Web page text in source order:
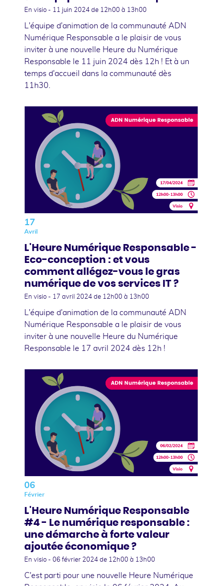
En visio - 11 juin 2024 de 12h00 à 13h00
L'équipe d'animation de la communauté ADN
Numérique Responsable a le plaisir de vous
inviter à une nouvelle Heure du Numérique
Responsable le 11 juin 2024 dès 12h ! Et à un
temps d'accueil dans la communauté dès
11h30.
17
Avril
L'Heure Numérique Responsable -
Eco-conception : et vous
comment allégez-vous le gras
numérique de vos services IT ?
En visio - 17 avril 2024 de 12h00 à 13h00
L'équipe d'animation de la communauté ADN
Numérique Responsable a le plaisir de vous
inviter à une nouvelle Heure du Numérique
Responsable le 17 avril 2024 dès 12h !
06
Février
L'Heure Numérique Responsable
#4 - Le numérique responsable :
une démarche à forte valeur
ajoutée économique ?
En visio - 06 février 2024 de 12h00 à 13h00
C'est parti pour une nouvelle Heure Numérique